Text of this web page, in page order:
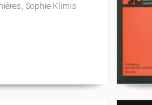
Sophie Klimis